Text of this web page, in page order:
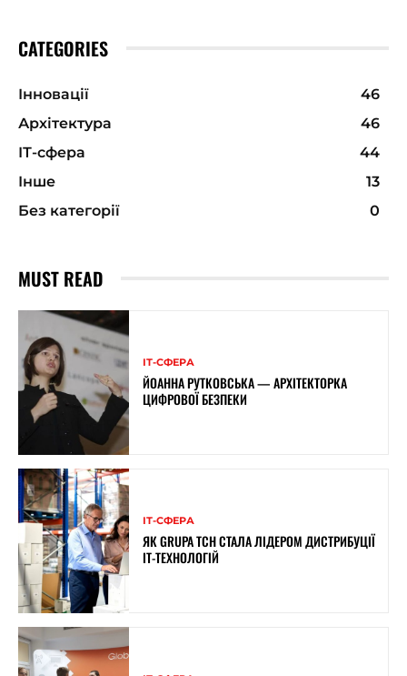
CATEGORIES
Інновації
46
Архітектура
46
ІТ-сфера
44
Інше
13
Без категорії
0
MUST READ
ІТ-СФЕРА
ЙОАННА РУТКОВСЬКА — АРХІТЕКТОРКА
ЦИФРОВОЇ БЕЗПЕКИ
ІТ-СФЕРА
ЯК GRUPA TCH СТАЛА ЛІДЕРОМ ДИСТРИБУЦІЇ
IT-ТЕХНОЛОГІЙ